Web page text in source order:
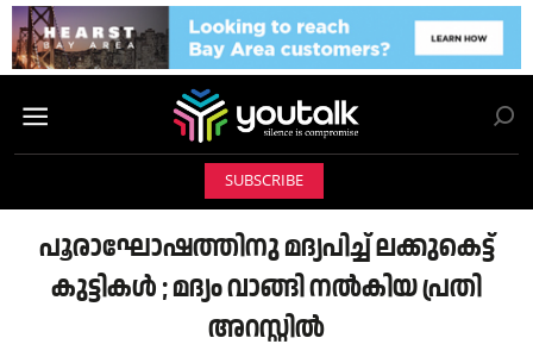
SUBSCRIBE
പൂരാഘോഷത്തിനു മദ്യപിച്ച് ലക്കുകെട്ട്
കുട്ടികൾ ; മദ്യം വാങ്ങി നൽകിയ പ്രതി
അറസ്റ്റിൽ